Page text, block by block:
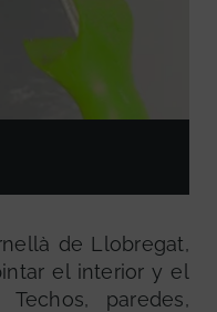
de Llobregat,
el interior y el
paredes,